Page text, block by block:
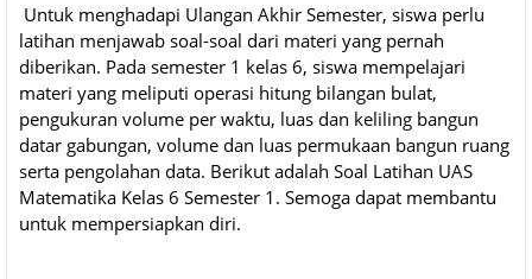
Untuk menghadapi Ulangan Akhir Semester, siswa perlu
latihan menjawab soal-soal dari materi yang pernah
diberikan. Pada semester 1 kelas 6, siswa mempelajari
materi yang meliputi operasi hitung bilangan bulat,
pengukuran volume per waktu, luas dan keliling bangun
datar gabungan, volume dan luas permukaan bangun ruang
serta pengolahan data. Berikut adalah Soal Latihan UAS
Matematika Kelas 6 Semester 1. Semoga dapat membantu
untuk mempersiapkan diri.